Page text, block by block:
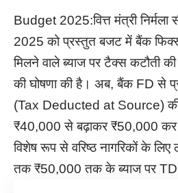
Budget 2025:वित्त मंत्री निर्मला
2025 को प्रस्तुत बजट में बैंक
मिलने वाले ब्याज पर टैक्स कटौती की
की घोषणा की है। अब, बैंक FD से
(Tax Deducted at Source) की
₹40,000 से बढ़ाकर ₹50,000 कर
विशेष रूप से वरिष्ठ नागरिकों के लिए
तक ₹50,000 तक के ब्याज पर